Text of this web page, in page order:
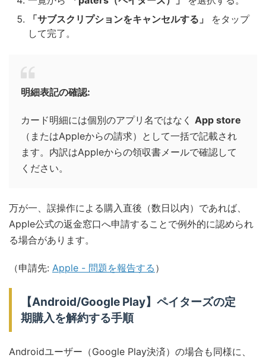
「サブスクリプションをキャンセルする」
をタップ
して完了。
明細表記の確認:
カード明細には個別のアプリ名ではなく App store
（またはAppleからの請求）として一括で記載され
ます。内訳はAppleからの領収書メールで確認して
ください。
万が一、誤操作による購入直後（数日以内）であれば、
Apple公式の返金窓口へ申請することで例外的に認められ
る場合があります。
（申請先: Apple - 問題を報告する ）
【Android/Google Play】ペイターズの定
期購入を解約する手順
Androidユーザー（Google Play決済）の場合も同様に、